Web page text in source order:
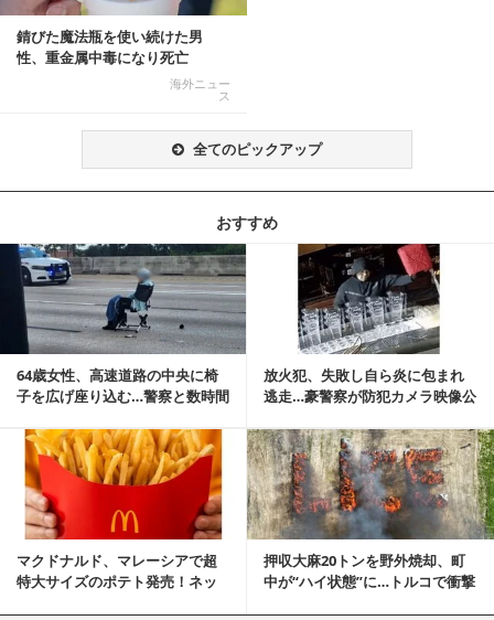
錆びた魔法瓶を使い続けた男
性、重金属中毒になり死亡
海外ニュー
ス
全てのピックアップ
おすすめ
64歳女性、高速道路の中央に椅
子を広げ座り込む…警察と数時間
放火犯、失敗し自ら炎に包まれ
逃走…豪警察が防犯カメラ映像公
記事を読む
マクドナルド、マレーシアで超
特大サイズのポテト発売！ネッ
押収大麻20トンを野外焼却、町
中が“ハイ状態”に…トルコで衝撃
記事を読む